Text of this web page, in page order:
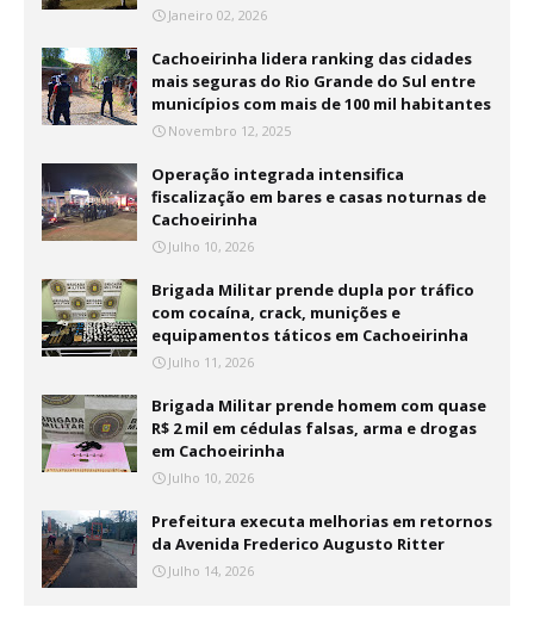
Janeiro 02, 2026
Cachoeirinha lidera ranking das cidades
mais seguras do Rio Grande do Sul entre
municípios com mais de 100 mil habitantes
Novembro 12, 2025
Operação integrada intensifica
fiscalização em bares e casas noturnas de
Cachoeirinha
Julho 10, 2026
Brigada Militar prende dupla por tráfico
com cocaína, crack, munições e
equipamentos táticos em Cachoeirinha
Julho 11, 2026
Brigada Militar prende homem com quase
R$ 2 mil em cédulas falsas, arma e drogas
em Cachoeirinha
Julho 10, 2026
Prefeitura executa melhorias em retornos
da Avenida Frederico Augusto Ritter
Julho 14, 2026